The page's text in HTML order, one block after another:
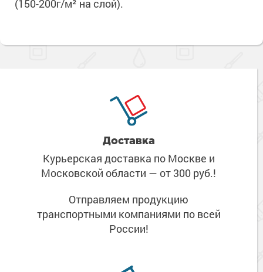
(150-200г/м² на слой).
Доставка
Курьерская доставка по Москве и
Московской области — от 300 руб.!
Отправляем продукцию
транспортными компаниями по всей
России!